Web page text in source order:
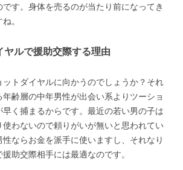
す。身体を売るのが当たり前になってき
。
ヤルで援助交際する理由
ットダイヤルに向かうのでしょうか？それ
齢層の中年男性が出会い系よりツーショ
早く捕まるからです。最近の若い男の子は
わないので頼りがいが無いと思われてい
ならお金を派手に使いますし、それなり
助交際相手には最適なのです。